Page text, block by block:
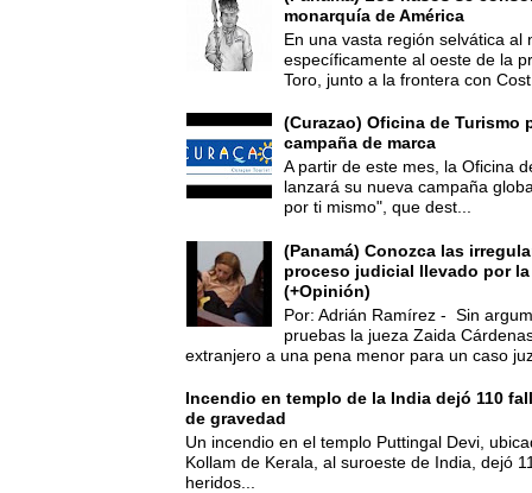
monarquía de América
En una vasta región selvática al
específicamente al oeste de la
Toro, junto a la frontera con
(Curazao) Oficina de Turismo
campaña de marca
A partir de este mes, la Oficina
lanzará su nueva campaña
por ti mismo", que dest...
(Panamá) Conozca las
proceso judicial llevado por
(+Opinión)
Por: Adrián Ramírez - Sin
pruebas la jueza Zaida
extranjero a una pena menor para un caso
Incendio en templo de la India dejó 110
de gravedad
Un incendio en el templo Puttingal Devi,
Kollam de Kerala, al suroeste de India, dejó
heridos...